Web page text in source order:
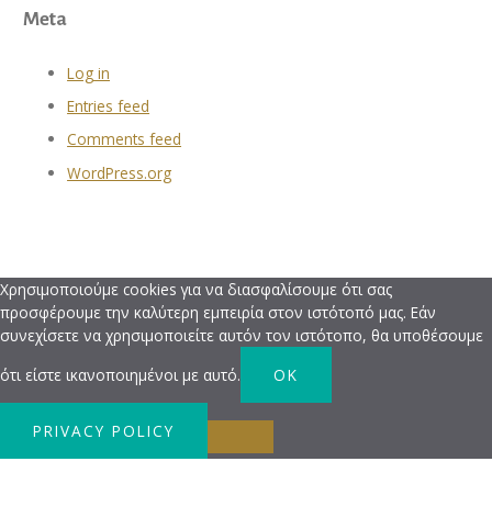
Meta
Log in
Entries feed
Comments feed
WordPress.org
Χρησιμοποιούμε cookies για να διασφαλίσουμε ότι σας
προσφέρουμε την καλύτερη εμπειρία στον ιστότοπό μας. Εάν
συνεχίσετε να χρησιμοποιείτε αυτόν τον ιστότοπο, θα υποθέσουμε
ότι είστε ικανοποιημένοι με αυτό.
OK
PRIVACY POLICY